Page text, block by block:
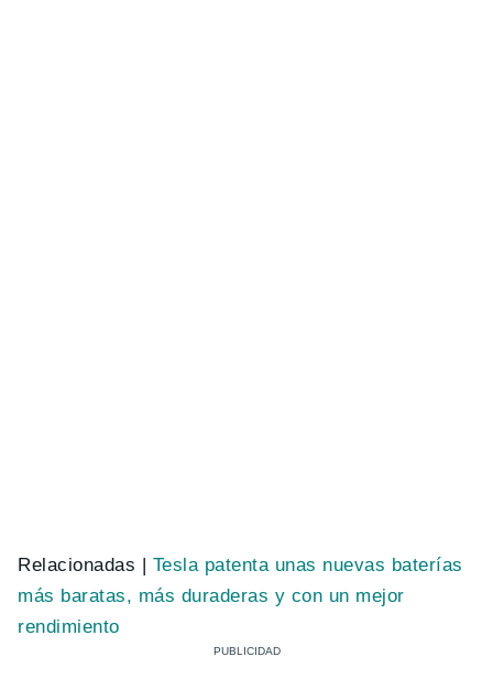
Relacionadas | Tesla patenta unas nuevas baterías
más baratas, más duraderas y con un mejor
rendimiento